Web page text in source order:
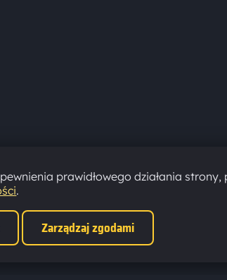
prawidłowego działania
.
Zarządzaj zgodami